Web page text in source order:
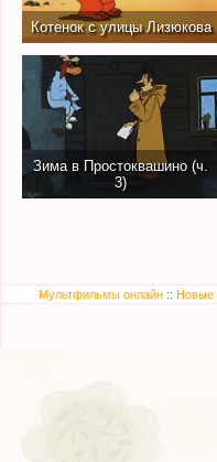
Котенок с улицы Лизюкова
Зима в Простоквашино (ч.
3)
Мультфильмы онлайн:: Новые